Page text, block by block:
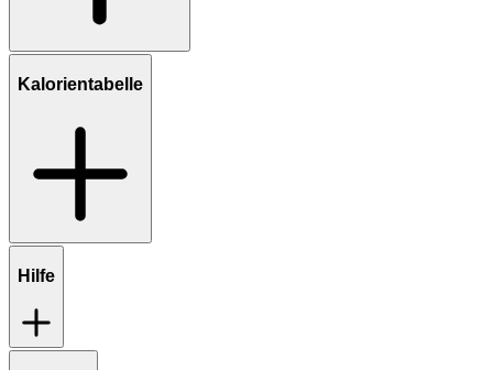
Kalorientabelle
Hilfe